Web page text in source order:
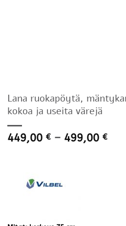
Lana ruokapöytä,
kokoa ja useita värejä
449,00 € – 499,00 €